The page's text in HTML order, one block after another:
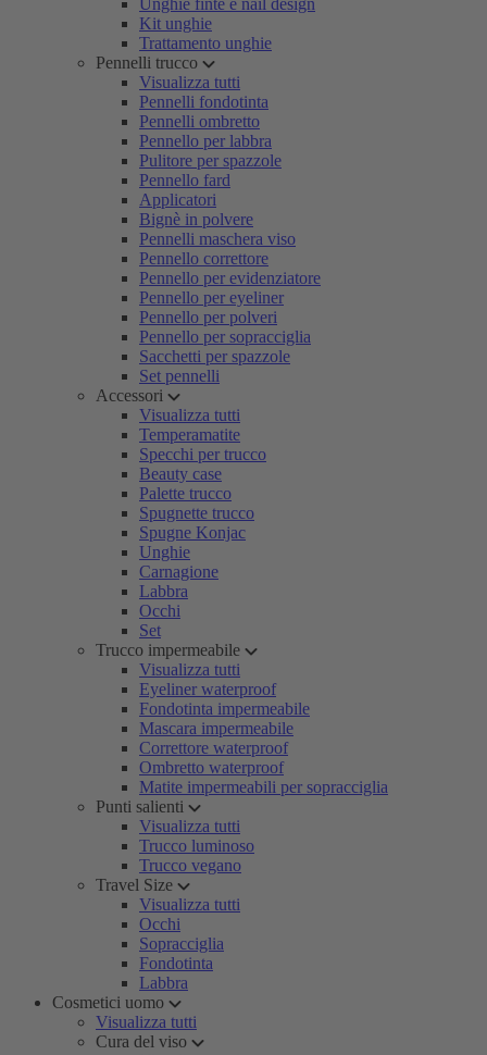
Unghie finte e nail design
Kit unghie
Trattamento unghie
Pennelli trucco
Visualizza tutti
Pennelli fondotinta
Pennelli ombretto
Pennello per labbra
Pulitore per spazzole
Pennello fard
Applicatori
Bignè in polvere
Pennelli maschera viso
Pennello correttore
Pennello per evidenziatore
Pennello per eyeliner
Pennello per polveri
Pennello per sopracciglia
Sacchetti per spazzole
Set pennelli
Accessori
Visualizza tutti
Temperamatite
Specchi per trucco
Beauty case
Palette trucco
Spugnette trucco
Spugne Konjac
Unghie
Carnagione
Labbra
Occhi
Set
Trucco impermeabile
Visualizza tutti
Eyeliner waterproof
Fondotinta impermeabile
Mascara impermeabile
Correttore waterproof
Ombretto waterproof
Matite impermeabili per sopracciglia
Punti salienti
Visualizza tutti
Trucco luminoso
Trucco vegano
Travel Size
Visualizza tutti
Occhi
Sopracciglia
Fondotinta
Labbra
Cosmetici uomo
Visualizza tutti
Cura del viso